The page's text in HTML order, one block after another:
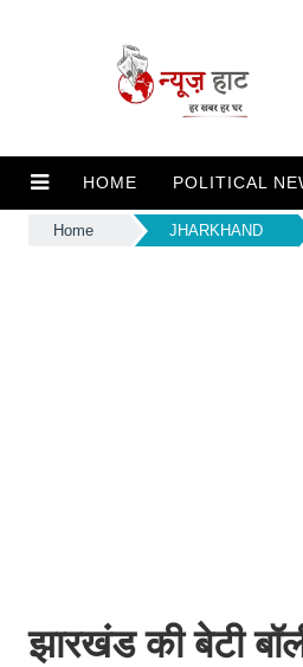
HOME POLITICAL
Home JHARKHAND
झारखंड की बेटी